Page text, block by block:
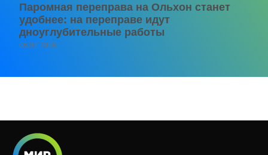
Паромная переправа на Ольхон станет
удобнее: на переправе идут
дноуглубительные работы
06.08.2026